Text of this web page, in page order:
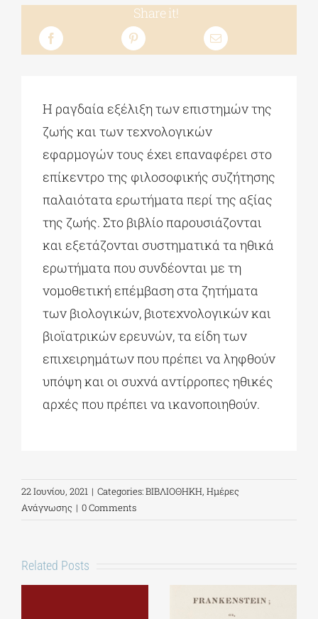
Share it!
Η ραγδαία εξέλιξη των επιστημών της
ζωής και των τεχνολογικών
εφαρμογών τους έχει επαναφέρει στο
επίκεντρο της φιλοσοφικής συζήτησης
παλαιότατα ερωτήματα περί της αξίας
της ζωής. Στο βιβλίο παρουσιάζονται
και εξετάζονται συστηματικά τα ηθικά
ερωτήματα που συνδέονται με τη
νομοθετική επέμβαση στα ζητήματα
των βιολογικών, βιοτεχνολογικών και
βιοϊατρικών ερευνών, τα είδη των
επιχειρημάτων που πρέπει να ληφθούν
υπόψη και οι συχνά αντίρροπες ηθικές
αρχές που πρέπει να ικανοποιηθούν.
22 Ιουνίου, 2021 | Categories:ΒΙΒΛΙΟΘΗΚΗ, Ημέρες
Ανάγνωσης | 0 Comments
Related Posts